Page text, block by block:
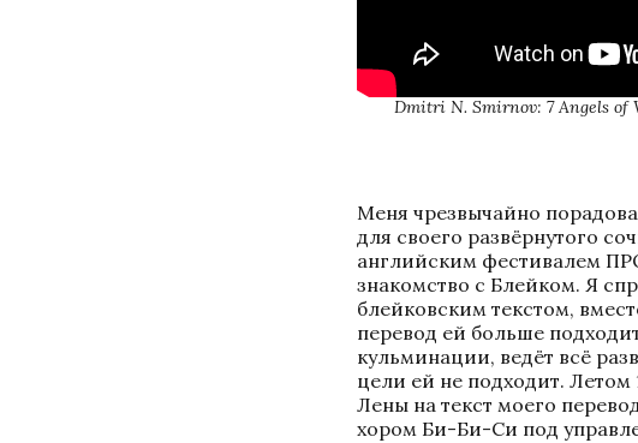
Dmitri N. Smirnov: 7 Angels of
Меня чрезвычайно
для своего развёрнутого
английским фестивалем
знакомство с Блейком. Я
блейковским текстом,
перевод ей больше
кульминации, ведёт всё
цели ей не подходит.
Лены на текст моего
хором Би-Би-Си под